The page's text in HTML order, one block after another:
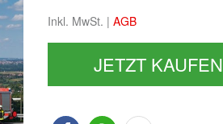
Inkl. MwSt. | AGB
JETZT